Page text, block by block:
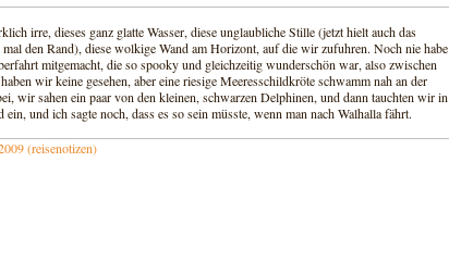
irre, dieses ganz glatte Wasser, diese unglaubliche Stille (jetzt hielt auch das
den Rand), diese wolkige Wand am Horizont, auf die wir zufuhren. Noch nie habe
mitgemacht, die so spooky und gleichzeitig wunderschön war, also zwischen
wir keine gesehen, aber eine riesige Meeresschildkröte schwamm nah an der
wir sahen ein paar von den kleinen, schwarzen Delphinen, und dann tauchten wir in
ein, und ich sagte noch, dass es so sein müsste, wenn man nach Walhalla fährt.